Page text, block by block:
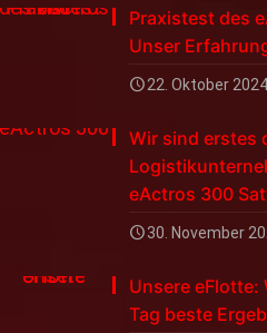
Praxistest des
Unser
22. Oktober 2024
Wir sind erstes
eActros 300
30. November
Unsere eFlotte:
Tag beste